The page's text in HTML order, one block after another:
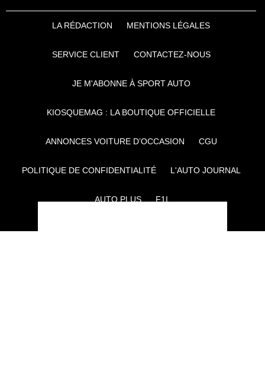
LA RÉDACTION MENTIONS LÉGALES
SERVICE CLIENT CONTACTEZ-NOUS
JE M'ABONNE À SPORT AUTO
KIOSQUEMAG : LA BOUTIQUE OFFICIELLE
ANNONCES VOITURE D’OCCASION CGU
POLITIQUE DE CONFIDENTIALITÉ L'AUTO JOURNAL
AUTO PLUS F1I